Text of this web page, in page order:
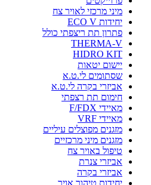
מיני מרכזי לאויר צח
יחידות ECO V
פתרון תת ריצפתי כולל
THERMA-V
HIDRO KIT
יישום יטאות
שסתומים לי.ט.א
אביזרי בקרה לי.ט.א
חימום תת רצפתי
מאיידי F/FDX
מאיידי VRF
מזגנים מפוצלים עיליים
מזגנים מיני מרכזיים
טיפול באויר צח
אביזרי צנרת
אביזרי בקרה
יחידות טיהור אויר